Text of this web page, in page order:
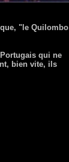
"le Quilombo
qui ne
bien vite, ils